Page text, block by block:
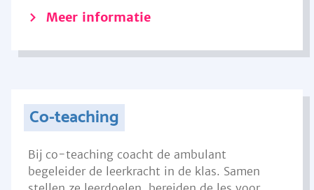
Meer informatie
Co-teaching
Bij co-teaching coacht de ambulant
begeleider de leerkracht in de klas. Samen